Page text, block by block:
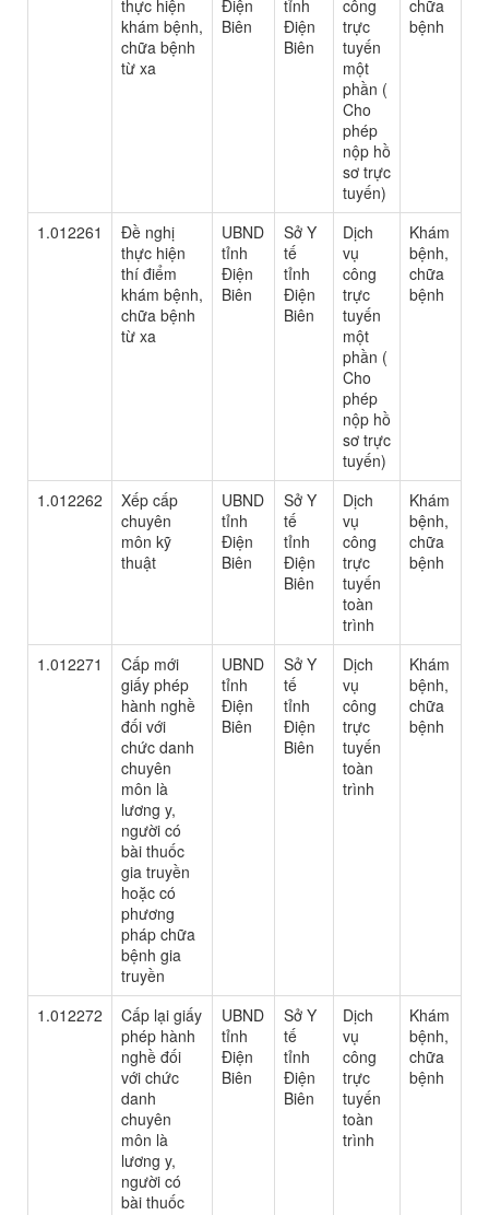
thực hiện
khám bệnh,
chữa bệnh
từ xa
Điện
Biên
tỉnh
Điện
Biên
công
trực
tuyến
một
phần (
Cho
phép
nộp hồ
sơ trực
tuyến)
chữa
bệnh
1.012261
Đề nghị
thực hiện
thí điểm
khám bệnh,
chữa bệnh
từ xa
UBND
tỉnh
Điện
Biên
Sở Y
tế
tỉnh
Điện
Biên
Dịch
vụ
công
trực
tuyến
một
phần (
Cho
phép
nộp hồ
sơ trực
tuyến)
Khám
bệnh,
chữa
bệnh
1.012262
Xếp cấp
chuyên
môn kỹ
thuật
UBND
tỉnh
Điện
Biên
Sở Y
tế
tỉnh
Điện
Biên
Dịch
vụ
công
trực
tuyến
toàn
trình
Khám
bệnh,
chữa
bệnh
1.012271
Cấp mới
giấy phép
hành nghề
đối với
chức danh
chuyên
môn là
lương y,
người có
bài thuốc
gia truyền
hoặc có
phương
pháp chữa
bệnh gia
truyền
UBND
tỉnh
Điện
Biên
Sở Y
tế
tỉnh
Điện
Biên
Dịch
vụ
công
trực
tuyến
toàn
trình
Khám
bệnh,
chữa
bệnh
1.012272
Cấp lại giấy
phép hành
nghề đối
với chức
danh
chuyên
môn là
lương y,
người có
bài thuốc
UBND
tỉnh
Điện
Biên
Sở Y
tế
tỉnh
Điện
Biên
Dịch
vụ
công
trực
tuyến
toàn
trình
Khám
bệnh,
chữa
bệnh